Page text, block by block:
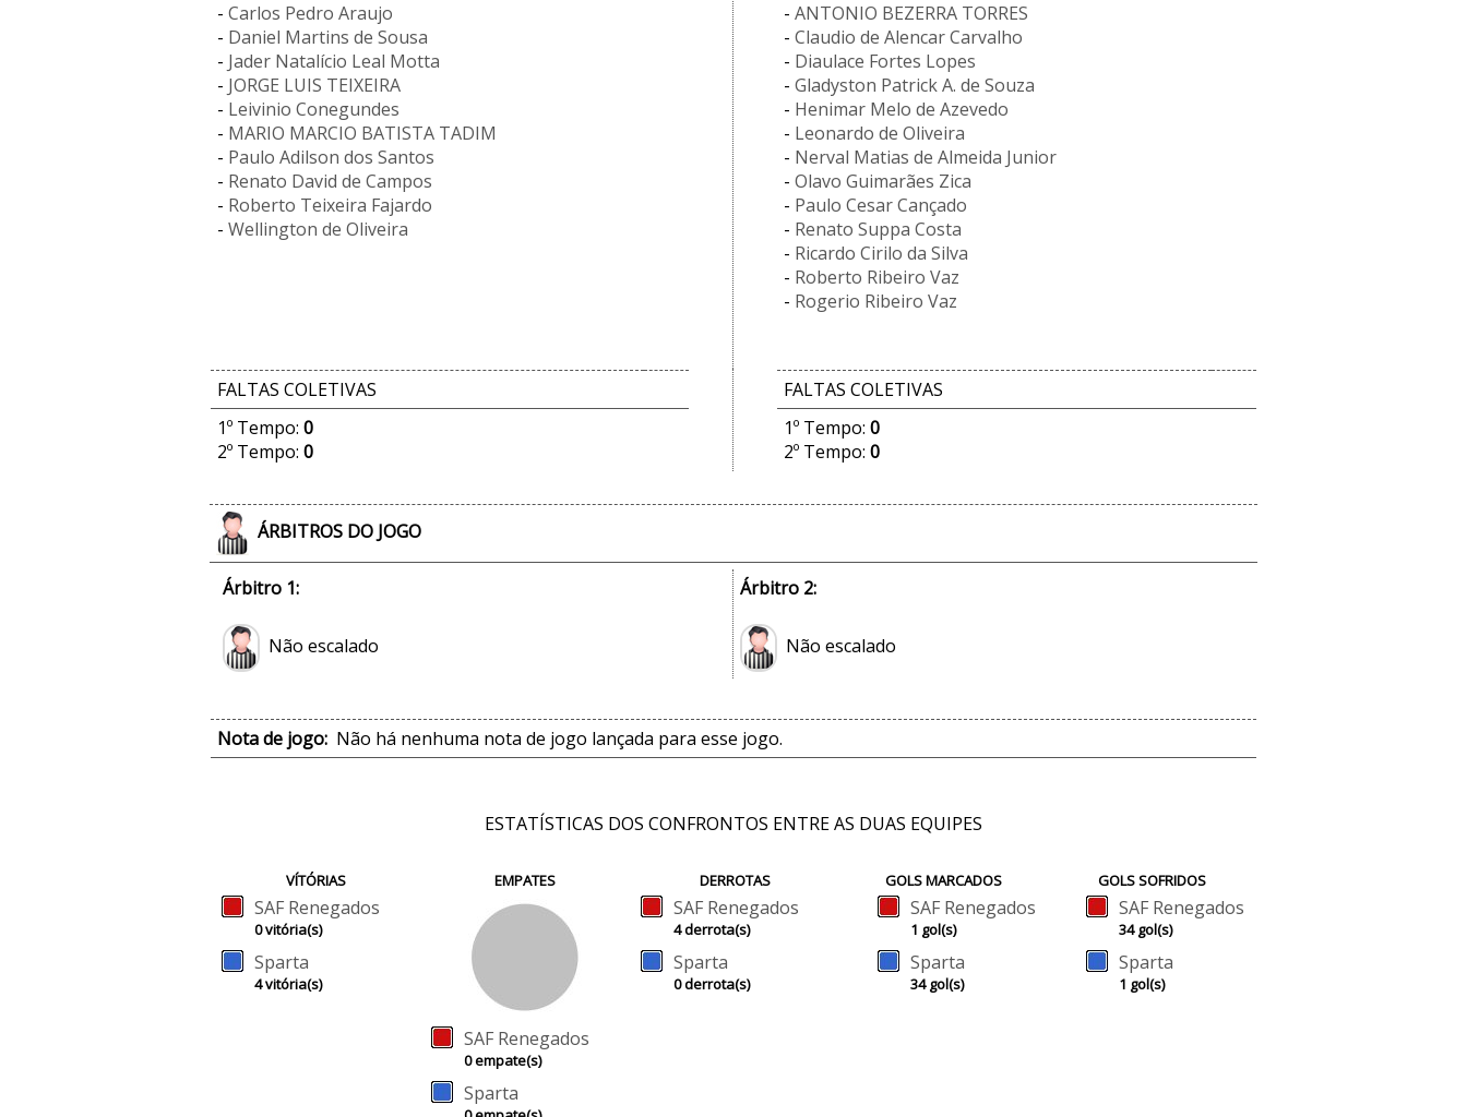
- Carlos Pedro Araujo
- Daniel Martins de Sousa
- Jader Natalício Leal Motta
- JORGE LUIS TEIXEIRA
- Leivinio Conegundes
- MARIO MARCIO BATISTA TADIM
- Paulo Adilson dos Santos
- Renato David de Campos
- Roberto Teixeira Fajardo
- Wellington de Oliveira
- ANTONIO BEZERRA TORRES
- Claudio de Alencar Carvalho
- Diaulace Fortes Lopes
- Gladyston Patrick A. de Souza
- Henimar Melo de Azevedo
- Leonardo de Oliveira
- Nerval Matias de Almeida Junior
- Olavo Guimarães Zica
- Paulo Cesar Cançado
- Renato Suppa Costa
- Ricardo Cirilo da Silva
- Roberto Ribeiro Vaz
- Rogerio Ribeiro Vaz
FALTAS COLETIVAS
1º Tempo: 0
2º Tempo: 0
FALTAS COLETIVAS
1º Tempo: 0
2º Tempo: 0
ÁRBITROS DO JOGO
Árbitro 1:
Não escalado
Árbitro 2:
Não escalado
Nota de jogo: Não há nenhuma nota de jogo lançada para esse jogo.
ESTATÍSTICAS DOS CONFRONTOS ENTRE AS DUAS EQUIPES
VÍTÓRIAS
SAF Renegados
0 vitória(s)
Sparta
4 vitória(s)
EMPATES
SAF Renegados
0 empate(s)
Sparta
DERROTAS
SAF Renegados
4 derrota(s)
Sparta
0 derrota(s)
GOLS MARCADOS
SAF Renegados
1 gol(s)
Sparta
34 gol(s)
GOLS SOFRIDOS
SAF Renegados
34 gol(s)
Sparta
1 gol(s)